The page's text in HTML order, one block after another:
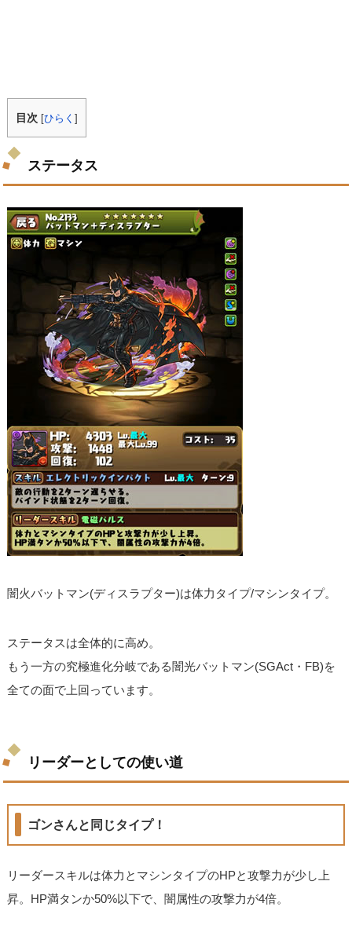
目次 [ひらく]
ステータス
闇火バットマン(ディスラプター)は体力タイプ/マシンタイプ。
ステータスは全体的に高め。
もう一方の究極進化分岐である闇光バットマン(SGAct・FB)を
全ての面で上回っています。
リーダーとしての使い道
ゴンさんと同じタイプ！
リーダースキルは体力とマシンタイプのHPと攻撃力が少し上
昇。HP満タンか50%以下で、闇属性の攻撃力が4倍。